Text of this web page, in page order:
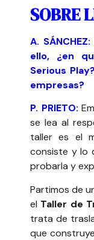
SOBRE
A.
ello, ¿en
Serious
empresas?
P. PRIETO:
se lea al
taller es el
consiste y lo
probarla y
Partimos de
el Taller de
trata de
que